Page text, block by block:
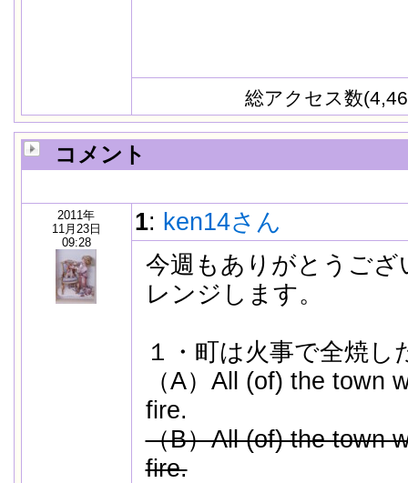
総アクセス数
コメント
2011年
11月23日
09:28
1: ken14さん
今週もありがとうご
レンジします。
１・町は火事で全焼し
（A）All (of) the town
fire.
（B）All (of) the town
fire.